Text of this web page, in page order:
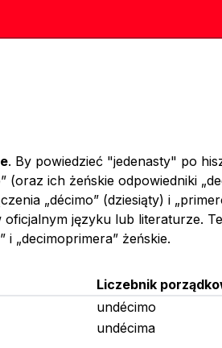
. By powiedzieć "jedenasty" po
(oraz ich żeńskie odpowiedniki
„décimo” (dziesiąty) i
języku lub literaturze.
i „decimoprimera” żeńskie.
Liczebnik
undécimo
undécima